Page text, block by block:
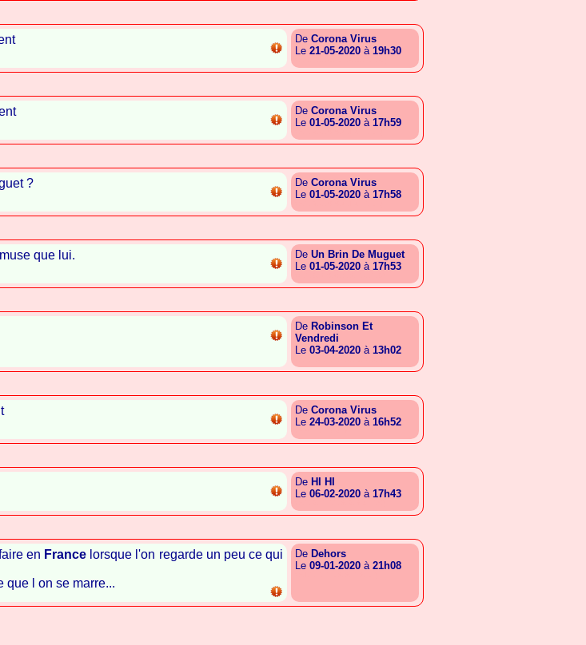
De Corona Virus
Le 21-05-2020 à 19h30
De Corona Virus
Le 01-05-2020 à 17h59
? De Corona Virus
Le 01-05-2020 à 17h58
que lui. De Un Brin De Muguet
Le 01-05-2020 à 17h53
De Robinson Et
Vendredi
Le 03-04-2020 à 13h02
De Corona Virus
Le 24-03-2020 à 16h52
De HI HI
Le 06-02-2020 à 17h43
en France lorsque l'on regarde un peu ce qui
que l on se marre...
De Dehors
Le 09-01-2020 à 21h08